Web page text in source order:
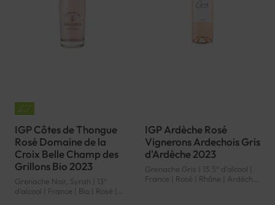
IGP Côtes de Thongue
Rosé Domaine de la
Croix Belle Champ des
Grillons Bio 2023
Grenache Noir, Syrah | 13°
d'alcool | France | Bio | Rosé |
IGP Ardèche Rosé
Vignerons Ardechois Gris
d'Ardèche 2023
Grenache Gris | 13.5° d'alcool |
France | Rosé | Rhône | Ardèche